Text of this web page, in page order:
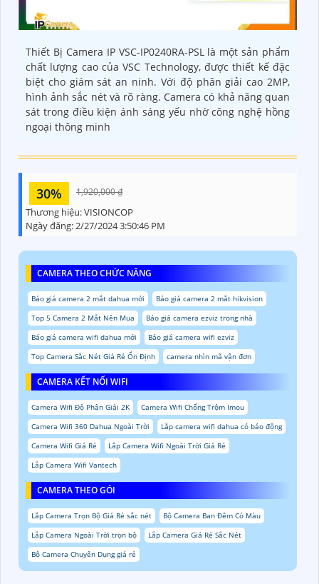
Thiết Bị Camera IP VSC-IP0240RA-PSL là một sản phẩm
chất lượng cao của VSC Technology, được thiết kế đặc
biệt cho giám sát an ninh. Với độ phân giải cao 2MP,
hình ảnh sắc nét và rõ ràng. Camera có khả năng quan
sát trong điều kiện ánh sáng yếu nhờ công nghệ hồng
ngoại thông minh
30% 1,920,000 ₫
Thương hiệu:VISIONCOP
Ngày đăng:2/27/2024 3:50:46 PM
CAMERA THEO CHỨC NĂNG
Báo giá camera 2 mắt dahua mới
Báo giá camera 2 mắt hikvision
Top 5 Camera 2 Mắt Nên Mua
Báo giá camera ezviz trong nhà
Báo giá camera wifi dahua mới
Báo giá camera wifi ezviz
Top Camera Sắc Nét Giá Rẻ Ổn Định
camera nhìn mã vận đơn
CAMERA KẾT NỐI WIFI
Camera Wifi Độ Phân Giải 2K
Camera Wifi Chống Trộm Imou
Camera Wifi 360 Dahua Ngoài Trời
Lắp camera wifi dahua có báo động
Camera Wifi Giá Rẻ
Lắp Camera Wifi Ngoài Trời Giá Rẻ
Lắp Camera Wifi Vantech
CAMERA THEO GÓI
Lắp Camera Trọn Bộ Giá Rẻ sắc nét
Bộ Camera Ban Đêm Có Màu
Lắp Camera Ngoài Trời trọn bộ
Lắp Camera Giá Rẻ Sắc Nét
Bộ Camera Chuyên Dụng giá rẻ